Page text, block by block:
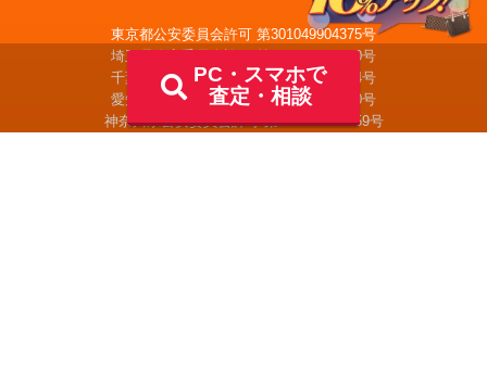
PC・スマホで
査定・相談
宅配買取を申込む 出張買取
東京都公安委員会許可 第301049904375号
埼玉県公安委員会許可 第431260023220号
千葉県公安委員会許可 第441040002144号
愛知県公安委員会許可 第541161100900号
神奈川県公安委員会許可 第452780001259号